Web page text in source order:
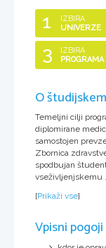
1
IZBIRA
UNIVERZE
3
IZBIRA
PROGRAMA
O
Temeljni cilji
diplomirane
samostojen
Zbornica
spodbujan
vseživljenjskemu
[Prikaži vse]
Vpisni pogoji